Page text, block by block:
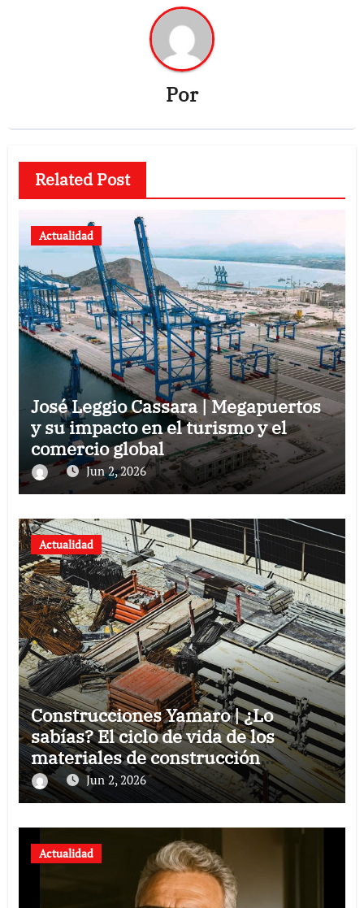
Por
Related Post
Actualidad
José Leggio Cassara | Megapuertos
y su impacto en el turismo y el
comercio global
Jun 2, 2026
Actualidad
Construcciones Yamaro | ¿Lo
sabías? El ciclo de vida de los
materiales de construcción
revoluciona eficiencia en proyectos
modernos
Jun 2, 2026
Actualidad